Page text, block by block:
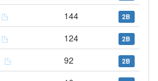
144 2B
124 2B
92 2B